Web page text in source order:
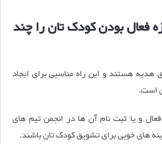
فعال بودن کودک تان را چند
هستند و این راه مناسبی برای ایجاد
است.
و یا ثبت نام آن ها در انجمن تیم های
های خوبی برای تشویق کودک تان باشند.